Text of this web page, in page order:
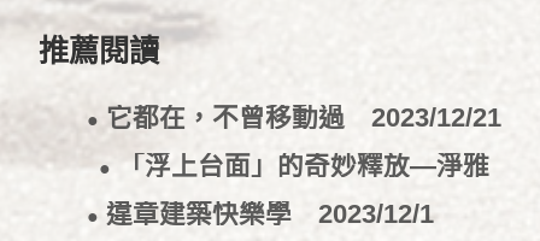
推薦閱讀
● 它都在，不曾移動過 2023/12/21
●
「浮上台面」的奇妙釋放—淨雅
● 違章建築快樂學 2023/12/1